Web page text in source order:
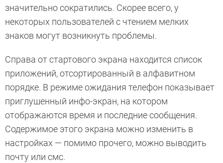
значительно сократились. Скорее всего, у
некоторых пользователей с чтением мелких
знаков могут возникнуть проблемы.
Справа от стартового экрана находится список
приложений, отсортированный в алфавитном
порядке. В режиме ожидания телефон показывает
приглушенный инфо-экран, на котором
отображаются время и последние сообщения.
Содержимое этого экрана можно изменить в
настройках — помимо прочего, можно выводить
почту или смс.